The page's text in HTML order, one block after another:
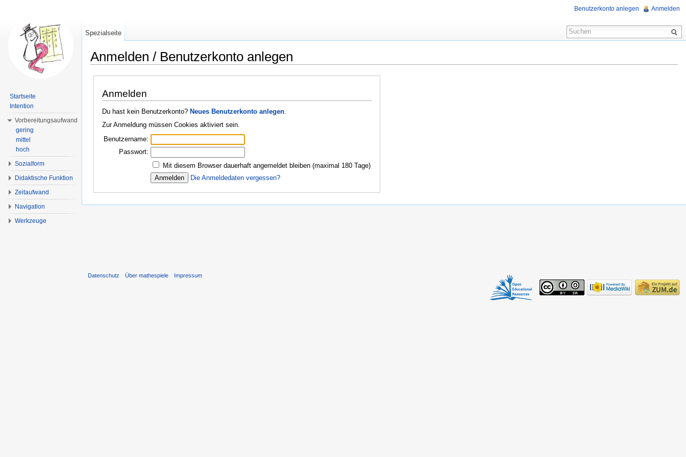
Anmelden / Benutzerkonto anlegen
Anmelden
Du hast kein Benutzerkonto? Neues Benutzerkonto anlegen.
Zur Anmeldung müssen Cookies aktiviert sein.
Benutzername:
Passwort:
Mit diesem Browser dauerhaft angemeldet bleiben (maximal 180 Tage)
Die Anmeldedaten vergessen?
Benutzerkonto anlegen Anmelden
Spezialseite
Startseite
Intention
Vorbereitungsaufwand
gering
mittel
hoch
Sozialform
Didaktische Funktion
Zeitaufwand
Navigation
Werkzeuge
Datenschutz Über mathespiele Impressum